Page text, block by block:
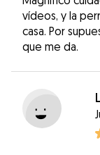
vídeos, y la
casa. Por
que me da.